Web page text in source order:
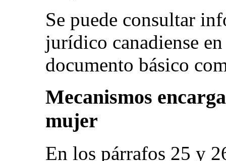
Se puede consultar
jurídico canadiense
documento básico
Mecanismos
mujer
En los párrafos 25 y